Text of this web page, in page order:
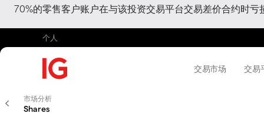
70%的零售客户账户在与该投资交易平台交易差价合约时
个人
交易市场 交易
市场分析
Shares